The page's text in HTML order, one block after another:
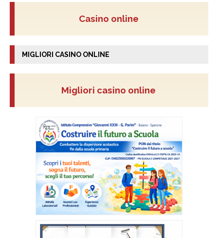
Casino online
MIGLIORI CASINO ONLINE
Migliori casino online